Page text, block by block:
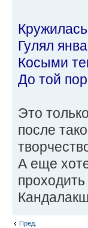
Гулял
Косыми
До той
Это
после
А еще
Пред.